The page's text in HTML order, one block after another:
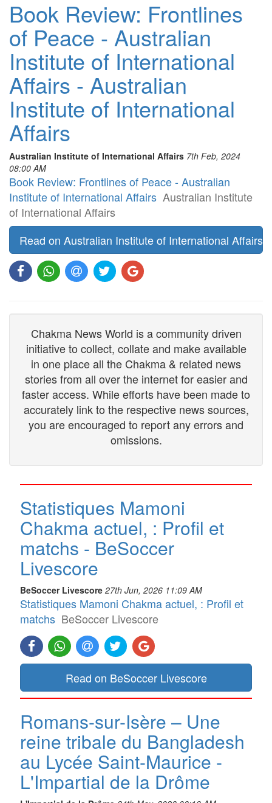
Book Review: Frontlines
of Peace - Australian
Institute of International
Affairs - Australian
Institute of International
Affairs
Australian Institute of International Affairs 7th Feb, 2024
08:00 AM
Book Review: Frontlines of Peace - Australian
Institute of International Affairs Australian Institute
of International Affairs
Read on Australian Institute of International Affairs
Chakma News World is a community driven
initiative to collect, collate and make available
in one place all the Chakma & related news
stories from all over the internet for easier and
faster access. While efforts have been made to
accurately link to the respective news sources,
you are encouraged to report any errors and
omissions.
Statistiques Mamoni
Chakma actuel, : Profil et
matchs - BeSoccer
Livescore
BeSoccer Livescore 27th Jun, 2026 11:09 AM
Statistiques Mamoni Chakma actuel, : Profil et
matchs BeSoccer Livescore
Read on BeSoccer Livescore
Romans-sur-Isère – Une
reine tribale du Bangladesh
au Lycée Saint-Maurice -
L'Impartial de la Drôme